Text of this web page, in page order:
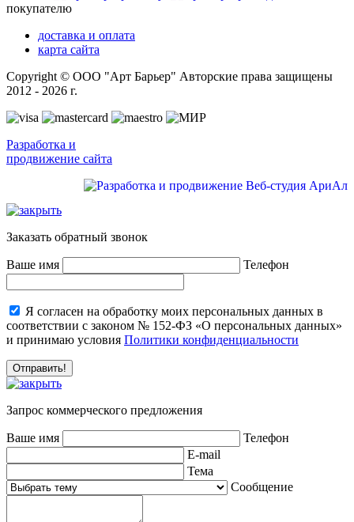
покупателю
доставка и оплата
карта сайта
Copyright © ООО "Арт Барьер" Авторские права защищены
2012 - 2026 г.
Разработка и
продвижение сайта
Заказать обратный звонок
Ваше имя Телефон
Я согласен на обработку моих персональных данных в
соответствии с законом № 152-ФЗ «О персональных данных»
и принимаю условия Политики конфиденциальности
Запрос коммерческого предложения
Ваше имя
Телефон
E-mail
Тема
Сообщение